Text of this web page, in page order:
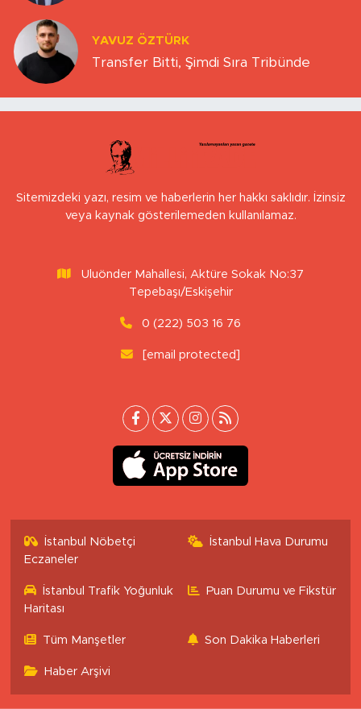
YAVUZ ÖZTÜRK
Transfer Bitti, Şimdi Sıra Tribünde
Sitemizdeki yazı, resim ve haberlerin her hakkı saklıdır. İzinsiz
veya kaynak gösterilemeden kullanılamaz.
Uluönder Mahallesi, Aktüre Sokak No:37
Tepebaşı/Eskişehir
0 (222) 503 16 76
[email protected]
İstanbul Nöbetçi
Eczaneler
İstanbul Hava Durumu
İstanbul Trafik Yoğunluk
Haritası
Puan Durumu ve Fikstür
Tüm Manşetler Son Dakika Haberleri
Haber Arşivi